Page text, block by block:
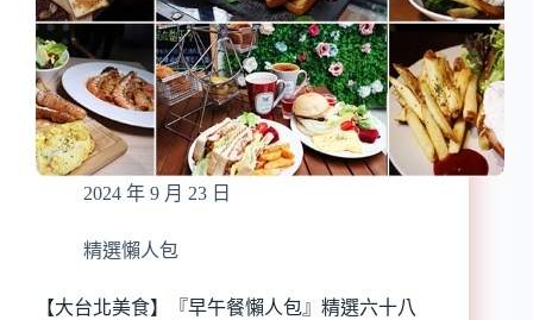
2024 年 9 月 23 日
精選懶人包
【大台北美食】『早午餐懶人包』精選六十八